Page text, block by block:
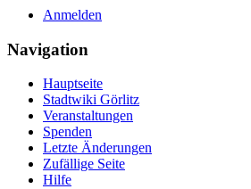
Anmelden
Navigation
Hauptseite
Stadtwiki Görlitz
Veranstaltungen
Spenden
Letzte Änderungen
Zufällige Seite
Hilfe